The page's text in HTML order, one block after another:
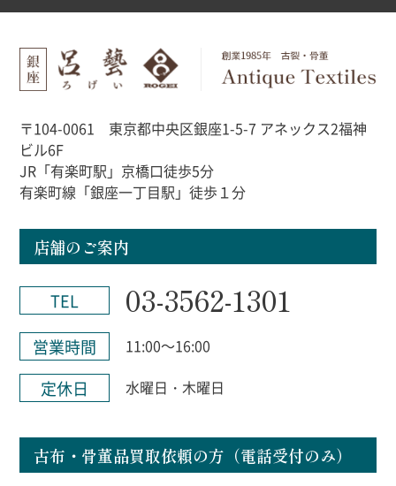
〒104-0061 東京都中央区銀座1-5-7 アネックス2福神
ビル6F
JR「有楽町駅」京橋口徒歩5分
有楽町線「銀座一丁目駅」徒歩１分
店舗のご案内
TEL 03-3562-1301
営業時間 11:00～16:00
定休日 水曜日・木曜日
古布・骨董品買取依頼の方（電話受付のみ）